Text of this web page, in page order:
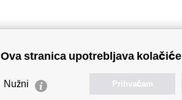
Ova stranica upotrebljava kolačiće
Nužni Prihvaćam
🢒 Izvještaji
🢒 Izjava o pristupačnosti